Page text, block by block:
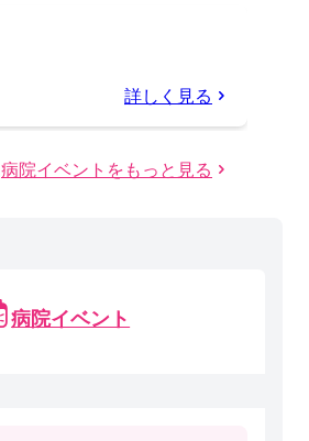
詳しく見る
病院イベントをもっと見る
病院イベント